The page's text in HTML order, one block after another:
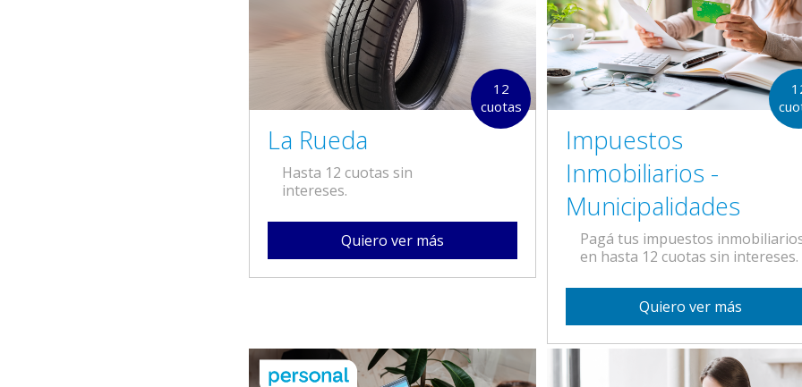
12
cuotas
La Rueda
Hasta 12 cuotas sin
intereses.
Quiero ver más
Impuestos
Inmobiliarios -
Municipalidades
Pagá tus impuestos
en hasta 12 cuotas sin intereses.
Quiero ver más